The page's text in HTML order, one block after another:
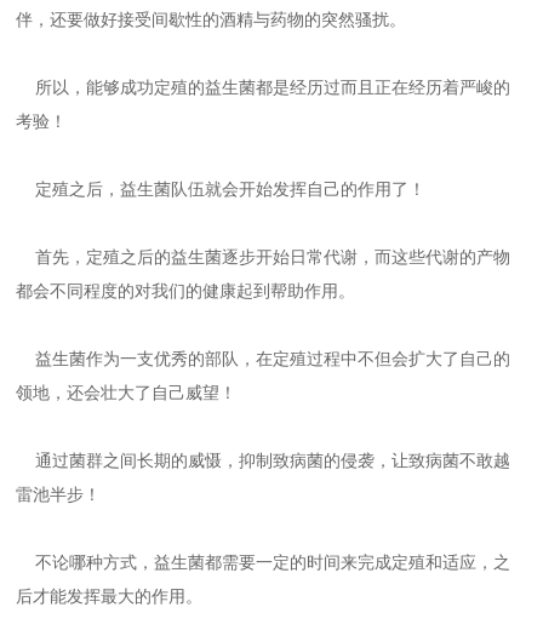
伴，还要做好接受间歇性的酒精与药物的突然骚扰。
所以，能够成功定殖的益生菌都是经历过而且正在经历着严峻的
考验！
定殖之后，益生菌队伍就会开始发挥自己的作用了！
首先，定殖之后的益生菌逐步开始日常代谢，而这些代谢的产物
都会不同程度的对我们的健康起到帮助作用。
益生菌作为一支优秀的部队，在定殖过程中不但会扩大了自己的
领地，还会壮大了自己威望！
通过菌群之间长期的威慑，抑制致病菌的侵袭，让致病菌不敢越
雷池半步！
不论哪种方式，益生菌都需要一定的时间来完成定殖和适应，之
后才能发挥最大的作用。